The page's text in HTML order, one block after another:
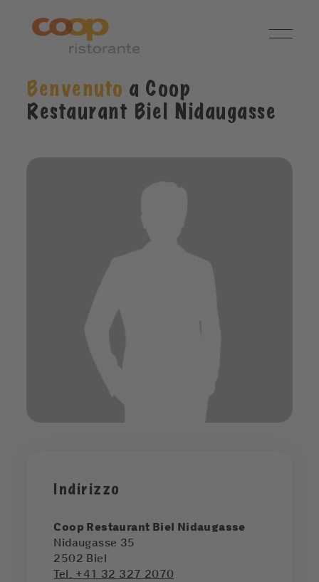
Benvenuto a Coop
Restaurant Biel Nidaugasse
Indirizzo
Coop Restaurant Biel Nidaugasse
Nidaugasse 35
2502 Biel
Tel. +41 32 327 2070